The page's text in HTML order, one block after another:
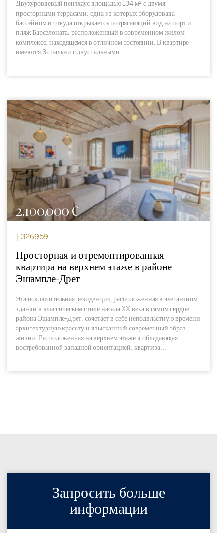
Двухуровневый пентхаус площадью 134 м² с двумя
просторными террасами, одна из которых оборудована
бассейном и откуда открывается потрясающий вид на порт и
пляж Барселоната, расположенный в современном жилом
комплексе, находящемся в отличном состоянии. В квартире
имеются 3 спальни с двуспальными...
2.100.000 €
| 326959
Просторная и отремонтированная
квартира на верхнем этаже в районе
Эшампле-Дрет
Эта исключительная резиденция, расположенная в элегантном
здании в классическом стиле начала XX века в самом сердце
района Эшампле-Дрет, сочетает в себе неподвластную времени
архитектурную красоту и изысканный современный образ
жизни. Расположенная на верхнем этаже и обладающая
востребованной западной ориентацией, квартира...
Запросить больше
информации